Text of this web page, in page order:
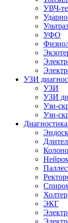
УВЧ-
УФО
УЗИ
УЗИ
УЗИ
Узи-
Узи-
Диагностика
Холтер
ЭКГ